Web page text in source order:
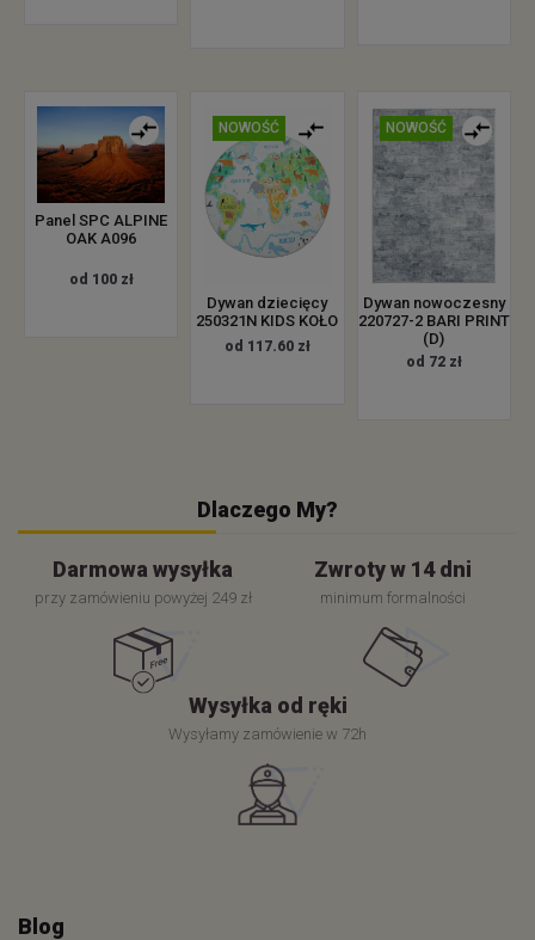
Panel SPC ALPINE
OAK A096
od 100 zł
NOWOŚĆ
Dywan dziecięcy
250321N KIDS KOŁO
od 117.60 zł
NOWOŚĆ
Dywan nowoczesny
220727-2 BARI PRINT
(D)
od 72 zł
Dlaczego My?
Darmowa wysyłka
przy zamówieniu powyżej 249 zł
Zwroty w 14 dni
minimum formalności
Wysyłka od ręki
Wysyłamy zamówienie w 72h
Blog